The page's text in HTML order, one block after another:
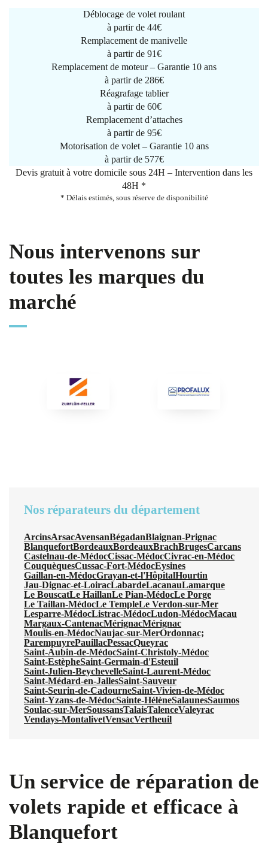
Déblocage de volet roulant
à partir de 44€
Remplacement de manivelle
à partir de 91€
Remplacement de moteur – Garantie 10 ans
à partir de 286€
Réagrafage tablier
à partir de 60€
Remplacement d’attaches
à partir de 95€
Motorisation de volet – Garantie 10 ans
à partir de 577€
Devis gratuit à votre domicile sous 24H – Intervention dans les
48H *
* Délais estimés, sous réserve de disponibilité
Nous intervenons sur
toutes les marques du
marché
Nos réparateurs du département
ArcinsArsacAvensanBégadanBlaignan-Prignac
BlanquefortBordeauxBordeauxBrachBrugesCarcans
Castelnau-de-MédocCissac-MédocCivrac-en-Médoc
CouquèquesCussac-Fort-MédocEysines
Gaillan-en-MédocGrayan-et-l'HôpitalHourtin
Jau-Dignac-et-LoiracLabardeLacanauLamarque
Le BouscatLe HaillanLe Pian-MédocLe Porge
Le Taillan-MédocLe TempleLe Verdon-sur-Mer
Lesparre-MédocListrac-MédocLudon-MédocMacau
Margaux-CantenacMérignacMérignac
Moulis-en-MédocNaujac-sur-MerOrdonnac;
ParempuyrePauillacPessacQueyrac
Saint-Aubin-de-MédocSaint-Christoly-Médoc
Saint-EstèpheSaint-Germain-d'Esteuil
Saint-Julien-BeychevelleSaint-Laurent-Médoc
Saint-Médard-en-JallesSaint-Sauveur
Saint-Seurin-de-CadourneSaint-Vivien-de-Médoc
Saint-Yzans-de-MédocSainte-HélèneSalaunesSaumos
Soulac-sur-MerSoussansTalaisTalenceValeyrac
Vendays-MontalivetVensacVertheuil
Un service de réparation de
volets rapide et efficace à
Blanquefort